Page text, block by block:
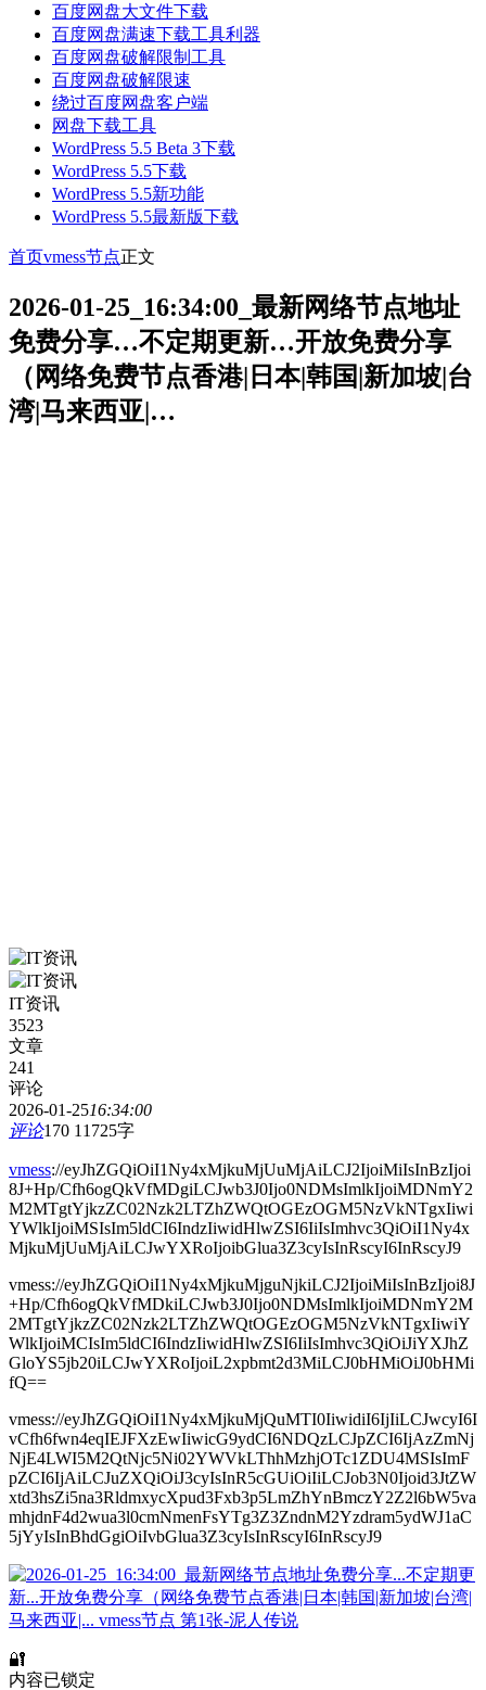
百度网盘大文件下载
百度网盘满速下载工具利器
百度网盘破解限制工具
百度网盘破解限速
绕过百度网盘客户端
网盘下载工具
WordPress 5.5 Beta 3下载
WordPress 5.5下载
WordPress 5.5新功能
WordPress 5.5最新版下载
首页vmess节点正文
2026-01-25_16:34:00_最新网络节点地址
免费分享…不定期更新…开放免费分享
（网络免费节点香港|日本|韩国|新加坡|台
湾|马来西亚|…
IT资讯
3523
文章
241
评论
2026-01-2516:34:00
评论170 11725字
vmess://eyJhZGQiOiI1Ny4xMjkuMjUuMjAiLCJ2IjoiMiIsInBzIjoi
8J+Hp/Cfh6ogQkVfMDgiLCJwb3J0Ijo0NDMsImlkIjoiMDNmY2
M2MTgtYjkzZC02Nzk2LTZhZWQtOGEzOGM5NzVkNTgxIiwi
YWlkIjoiMSIsIm5ldCI6IndzIiwidHlwZSI6IiIsImhvc3QiOiI1Ny4x
MjkuMjUuMjAiLCJwYXRoIjoibGlua3Z3cyIsInRscyI6InRscyJ9
vmess://eyJhZGQiOiI1Ny4xMjkuMjguNjkiLCJ2IjoiMiIsInBzIjoi8J
+Hp/Cfh6ogQkVfMDkiLCJwb3J0Ijo0NDMsImlkIjoiMDNmY2M
2MTgtYjkzZC02Nzk2LTZhZWQtOGEzOGM5NzVkNTgxIiwiY
WlkIjoiMCIsIm5ldCI6IndzIiwidHlwZSI6IiIsImhvc3QiOiJiYXJhZ
GloYS5jb20iLCJwYXRoIjoiL2xpbmt2d3MiLCJ0bHMiOiJ0bHMi
fQ==
vmess://eyJhZGQiOiI1Ny4xMjkuMjQuMTI0IiwidiI6IjIiLCJwcyI6I
vCfh6fwn4eqIEJFXzEwIiwicG9ydCI6NDQzLCJpZCI6IjAzZmNj
NjE4LWI5M2QtNjc5Ni02YWVkLThhMzhjOTc1ZDU4MSIsImF
pZCI6IjAiLCJuZXQiOiJ3cyIsInR5cGUiOiIiLCJob3N0Ijoid3JtZW
xtd3hsZi5na3RldmxycXpud3Fxb3p5LmZhYnBmczY2Z2l6bW5va
mhjdnF4d2wua3l0cmNmenFsYTg3Z3ZndnM2Yzdram5ydWJ1aC
5jYyIsInBhdGgiOiIvbGlua3Z3cyIsInRscyI6InRscyJ9
🔐
内容已锁定